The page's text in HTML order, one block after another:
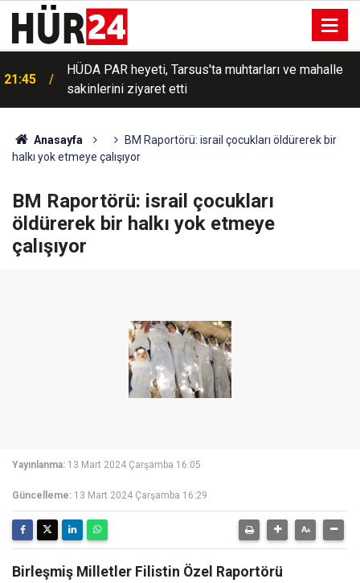
21:45
HÜDA PAR heyeti, Tarsus'ta muhtarları ve mahalle
sakinlerini ziyaret etti
Anasayfa
BM Raportörü: israil çocukları öldürerek bir
halkı yok etmeye çalışıyor
BM Raportörü: israil çocukları
öldürerek bir halkı yok etmeye
çalışıyor
Yayınlanma: 13 Mart 2024 Çarşamba 16:05
Güncelleme: 13 Mart 2024 Çarşamba 16:29
Birleşmiş Milletler Filistin Özel Raportörü